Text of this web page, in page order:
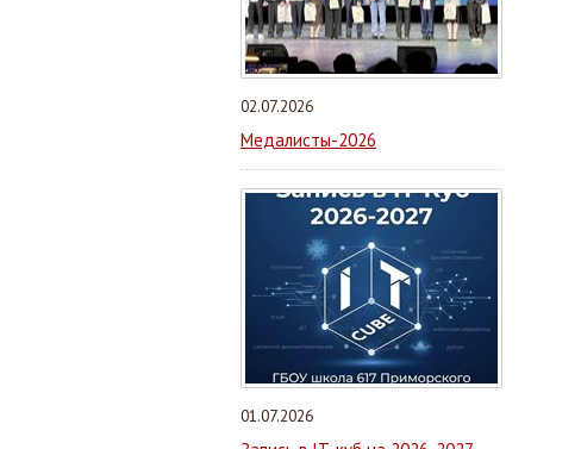
02.07.2026
Медалисты-2026
01.07.2026